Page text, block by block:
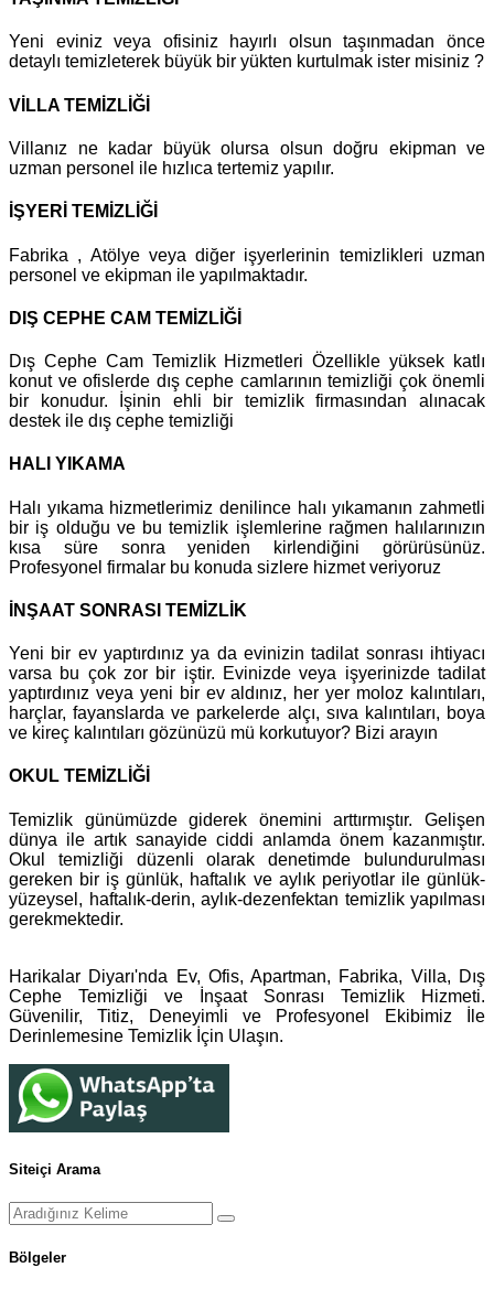
Yeni eviniz veya ofisiniz hayırlı olsun taşınmadan önce
detaylı temizleterek büyük bir yükten kurtulmak ister misiniz ?
VİLLA TEMİZLİĞİ
Villanız ne kadar büyük olursa olsun doğru ekipman ve
uzman personel ile hızlıca tertemiz yapılır.
İŞYERİ TEMİZLİĞİ
Fabrika , Atölye veya diğer işyerlerinin temizlikleri uzman
personel ve ekipman ile yapılmaktadır.
DIŞ CEPHE CAM TEMİZLİĞİ
Dış Cephe Cam Temizlik Hizmetleri Özellikle yüksek katlı
konut ve ofislerde dış cephe camlarının temizliği çok önemli
bir konudur. İşinin ehli bir temizlik firmasından alınacak
destek ile dış cephe temizliği
HALI YIKAMA
Halı yıkama hizmetlerimiz denilince halı yıkamanın zahmetli
bir iş olduğu ve bu temizlik işlemlerine rağmen halılarınızın
kısa süre sonra yeniden kirlendiğini görürüsünüz.
Profesyonel firmalar bu konuda sizlere hizmet veriyoruz
İNŞAAT SONRASI TEMİZLİK
Yeni bir ev yaptırdınız ya da evinizin tadilat sonrası ihtiyacı
varsa bu çok zor bir iştir. Evinizde veya işyerinizde tadilat
yaptırdınız veya yeni bir ev aldınız, her yer moloz kalıntıları,
harçlar, fayanslarda ve parkelerde alçı, sıva kalıntıları, boya
ve kireç kalıntıları gözünüzü mü korkutuyor? Bizi arayın
OKUL TEMİZLİĞİ
Temizlik günümüzde giderek önemini arttırmıştır. Gelişen
dünya ile artık sanayide ciddi anlamda önem kazanmıştır.
Okul temizliği düzenli olarak denetimde bulundurulması
gereken bir iş günlük, haftalık ve aylık periyotlar ile günlük-
yüzeysel, haftalık-derin, aylık-dezenfektan temizlik yapılması
gerekmektedir.
Harikalar Diyarı'nda Ev, Ofis, Apartman, Fabrika, Villa, Dış
Cephe Temizliği ve İnşaat Sonrası Temizlik Hizmeti.
Güvenilir, Titiz, Deneyimli ve Profesyonel Ekibimiz İle
Derinlemesine Temizlik İçin Ulaşın.
Siteiçi Arama
Bölgeler